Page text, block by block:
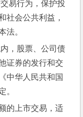
易行为，保护投
社会公共利益，
法。
，股票、公司债
证券的发行和交
中华人民共和国
。
上市交易，适